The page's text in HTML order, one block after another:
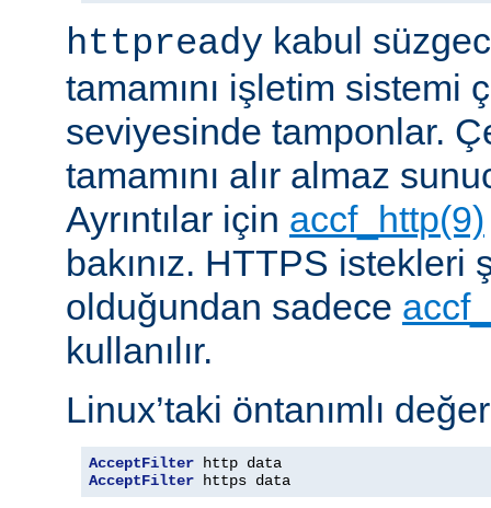
httpready kabul
tamamını işletim sistemi
seviyesinde tamponlar.
tamamını alır almaz
Ayrıntılar için accf_http(9)
bakınız. HTTPS istekleri
olduğundan sadece
kullanılır.
Linux’taki öntanımlı
AcceptFilter
AcceptFilter https data